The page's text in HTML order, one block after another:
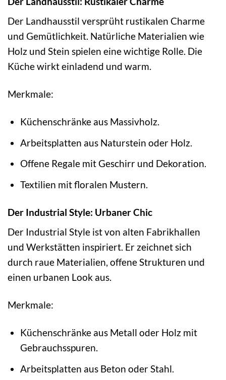
Der Landhausstil versprüht rustikalen Charme
und Gemütlichkeit. Natürliche Materialien wie
Holz und Stein spielen eine wichtige Rolle. Die
Küche wirkt einladend und warm.
Merkmale:
Küchenschränke aus Massivholz.
Arbeitsplatten aus Naturstein oder Holz.
Offene Regale mit Geschirr und Dekoration.
Textilien mit floralen Mustern.
Der Industrial Style: Urbaner Chic
Der Industrial Style ist von alten Fabrikhallen
und Werkstätten inspiriert. Er zeichnet sich
durch raue Materialien, offene Strukturen und
einen urbanen Look aus.
Merkmale:
Küchenschränke aus Metall oder Holz mit
Gebrauchsspuren.
Arbeitsplatten aus Beton oder Stahl.